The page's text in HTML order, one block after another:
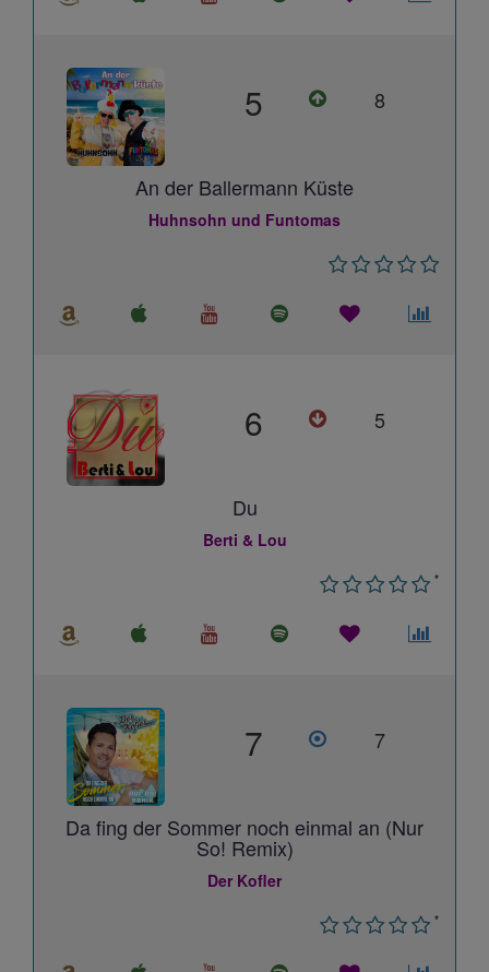
5 8
An der Ballermann Küste
Huhnsohn und Funtomas
6 5
Du
Berti & Lou
*
7 7
Da fing der Sommer noch einmal an (Nur
So! Remix)
Der Kofler
*